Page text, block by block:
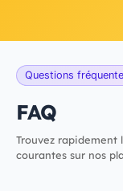
Questions
FAQ
Trouvez rapidement
courantes sur nos